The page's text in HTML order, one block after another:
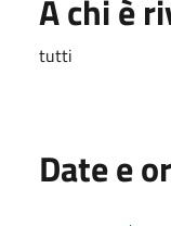
A chi è
tutti
Date e